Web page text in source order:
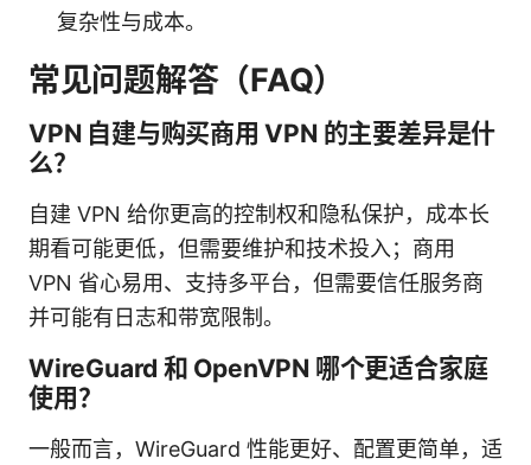
复杂性与成本。
常见问题解答（FAQ）
VPN 自建与购买商用 VPN 的主要差异是什
么？
自建 VPN 给你更高的控制权和隐私保护，成本长
期看可能更低，但需要维护和技术投入；商用
VPN 省心易用、支持多平台，但需要信任服务商
并可能有日志和带宽限制。
WireGuard 和 OpenVPN 哪个更适合家庭
使用？
一般而言，WireGuard 性能更好、配置更简单，适